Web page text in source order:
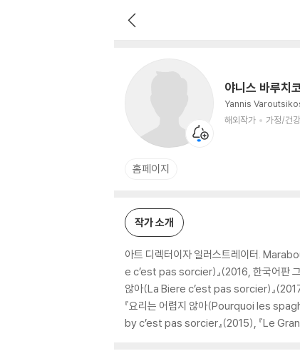
야니스 바루치
Yannis
해외작가
가정/건
홈페이지
작가 소개
아트 디렉터이자 일러스트레이터.
e c’est pas sorcier)』(2016, 한국어판
않아(La Biere c’est pas sorcier)』
『요리는 어렵지 않아(Pourquoi les
by c’est pas sorcier』(2015), 『Le